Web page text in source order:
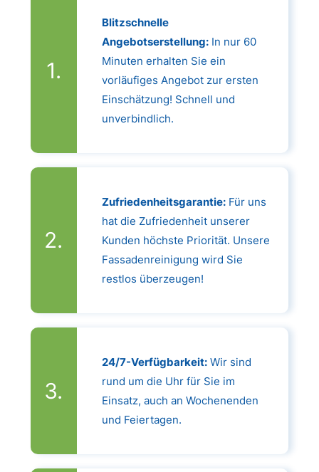
Blitzschnelle
Angebotserstellung:In nur 60
Minuten erhalten Sie ein
vorläufiges Angebot zur ersten
Einschätzung! Schnell und
unverbindlich.
Zufriedenheitsgarantie:Für uns
hat die Zufriedenheit unserer
Kunden höchste Priorität. Unsere
Fassadenreinigung wird Sie
restlos überzeugen!
24/7-Verfügbarkeit:Wir sind
rund um die Uhr für Sie im
Einsatz, auch an Wochenenden
und Feiertagen.